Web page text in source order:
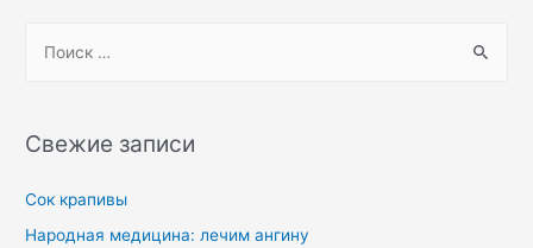
Свежие записи
Сок крапивы
Народная медицина: лечим ангину